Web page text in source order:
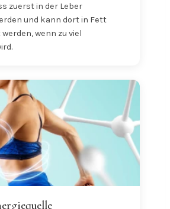
zuerst in der Leber
und kann dort in Fett
wenn zu viel